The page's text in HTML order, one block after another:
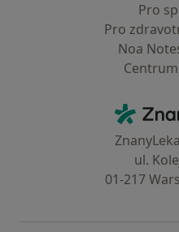
Pro
Pro
Noa
ul.
01-217